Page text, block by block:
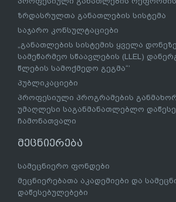
ზრდასრულთა განათლების სისტემა
საჯარო კონსულტაციები
„განათლების სისტემის ყველა
სამეწარმეო სწაავლების (LLEL)
წლების სამოქმედო გეგმა“’
პუბლიკაციები
პროფესიული პროგრამების
უმაღლესი საგანმანათლებლო
ჩამონათვალი
მეცნიერება
სამეცნიერო ფონდები
მეცნიერებათა აკადემიები და
დაწესებულებები